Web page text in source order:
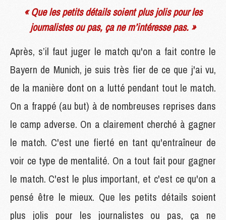
« Que les petits détails soient plus jolis pour les
journalistes ou pas, ça ne m’intéresse pas. »
Après, s’il faut juger le match qu'on a fait contre le
Bayern de Munich, je suis très fier de ce que j'ai vu,
de la manière dont on a lutté pendant tout le match.
On a frappé (au but) à de nombreuses reprises dans
le camp adverse. On a clairement cherché à gagner
le match. C'est une fierté en tant qu'entraîneur de
voir ce type de mentalité. On a tout fait pour gagner
le match. C'est le plus important, et c'est ce qu'on a
pensé être le mieux. Que les petits détails soient
plus jolis pour les journalistes ou pas, ça ne